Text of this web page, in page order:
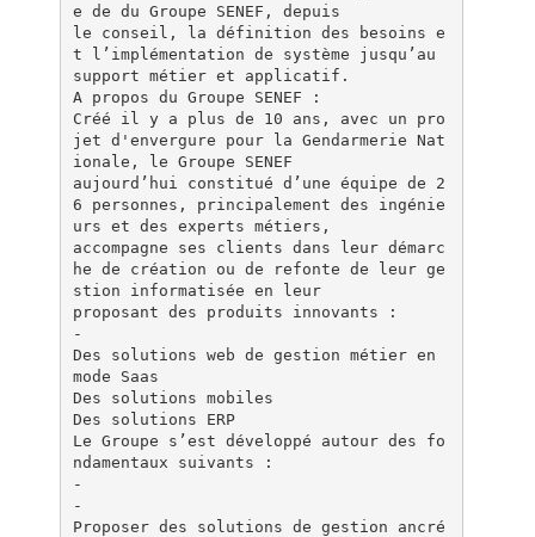
e de du Groupe SENEF, depuis
le conseil, la définition des besoins e
t l’implémentation de système jusqu’au
support métier et applicatif.
A propos du Groupe SENEF :
Créé il y a plus de 10 ans, avec un pro
jet d'envergure pour la Gendarmerie Nat
ionale, le Groupe SENEF
aujourd’hui constitué d’une équipe de 2
6 personnes, principalement des ingénie
urs et des experts métiers,
accompagne ses clients dans leur démarc
he de création ou de refonte de leur ge
stion informatisée en leur
proposant des produits innovants :
-
Des solutions web de gestion métier en
mode Saas
Des solutions mobiles
Des solutions ERP
Le Groupe s’est développé autour des fo
ndamentaux suivants :
-
-
Proposer des solutions de gestion ancré